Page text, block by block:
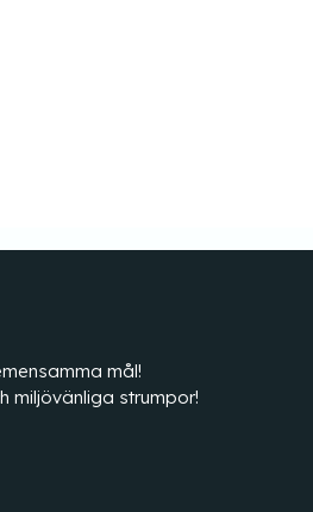
mål!
miljövänliga strumpor!